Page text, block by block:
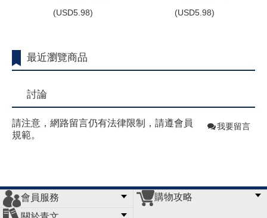
(USD5.98) (USD5.98)
最近瀏覽商品
討論
請注意，網路留言仍有法律限制，請遵會員
規範。
我要留言
會員服務
會員辦法
客服信箱
隱私條款
網站導覽
購物攻略